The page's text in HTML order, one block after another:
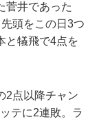
菅井であった
頭をこの日3つ
と犠飛で4点を
2点以降チャン
テに2連敗。ラ